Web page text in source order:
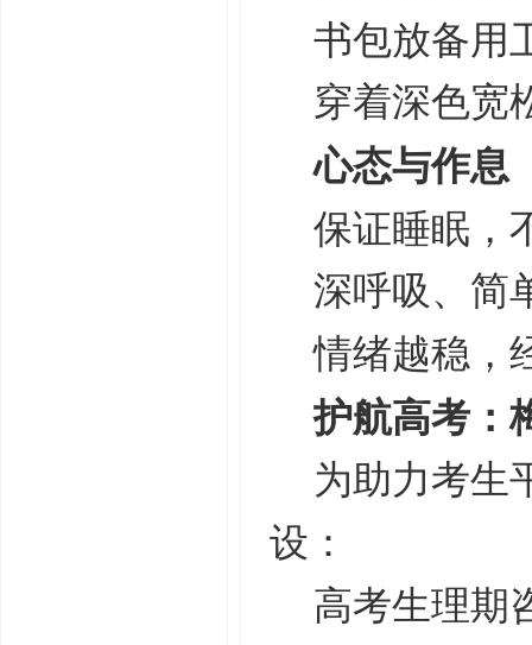
书包放备用
穿着深色宽
心态与作息
保证睡眠，
深呼吸、简
情绪越稳，
护航高考：
为助力考生
设：
高考生理期